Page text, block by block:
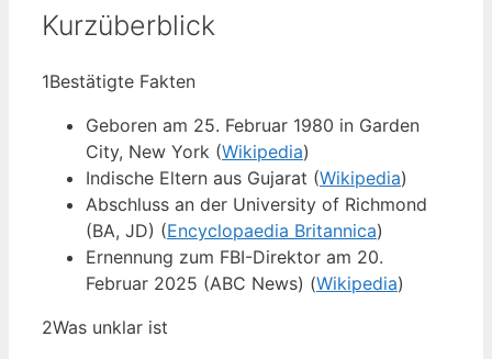
Kurzüberblick
1Bestätigte Fakten
Geboren am 25. Februar 1980 in Garden
City, New York (Wikipedia)
Indische Eltern aus Gujarat (Wikipedia)
Abschluss an der University of Richmond
(BA, JD) (Encyclopaedia Britannica)
Ernennung zum FBI-Direktor am 20.
Februar 2025 (ABC News) (Wikipedia)
2Was unklar ist